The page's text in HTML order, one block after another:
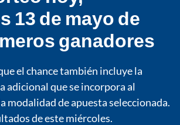
13 de mayo de
ganadores
el chance también incluye la
adicional que se incorpora al
modalidad de apuesta seleccionada.
de este miércoles.